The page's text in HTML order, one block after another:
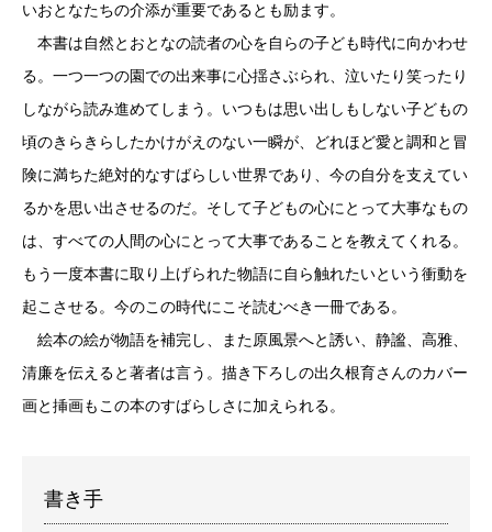
いおとなたちの介添が重要であるとも励ます。
本書は自然とおとなの読者の心を自らの子ども時代に向かわせ
る。一つ一つの園での出来事に心揺さぶられ、泣いたり笑ったり
しながら読み進めてしまう。いつもは思い出しもしない子どもの
頃のきらきらしたかけがえのない一瞬が、どれほど愛と調和と冒
険に満ちた絶対的なすばらしい世界であり、今の自分を支えてい
るかを思い出させるのだ。そして子どもの心にとって大事なもの
は、すべての人間の心にとって大事であることを教えてくれる。
もう一度本書に取り上げられた物語に自ら触れたいという衝動を
起こさせる。今のこの時代にこそ読むべき一冊である。
絵本の絵が物語を補完し、また原風景へと誘い、静謐、高雅、
清廉を伝えると著者は言う。描き下ろしの出久根育さんのカバー
画と挿画もこの本のすばらしさに加えられる。
書き手